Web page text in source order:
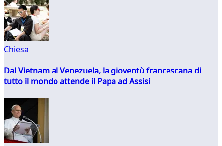
Chiesa
Dal Vietnam al Venezuela, la gioventù francescana di
tutto il mondo attende il Papa ad Assisi